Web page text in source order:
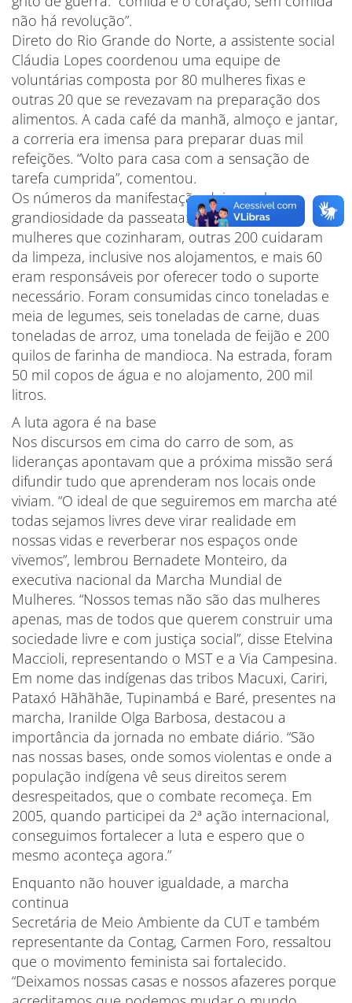
não há revolução”.
Direto do Rio Grande do Norte, a assistente social
Cláudia Lopes coordenou uma equipe de
voluntárias composta por 80 mulheres fixas e
outras 20 que se revezavam na preparação dos
alimentos. A cada café da manhã, almoço e jantar,
a correria era imensa para preparar duas mil
refeições. “Volto para casa com a sensação de
tarefa cumprida”, comentou.
Os números da manifestação deixam clara a
grandiosidade da passeata: além das 100
mulheres que cozinharam, outras 200 cuidaram
da limpeza, inclusive nos alojamentos, e mais 60
eram responsáveis por oferecer todo o suporte
necessário. Foram consumidas cinco toneladas e
meia de legumes, seis toneladas de carne, duas
toneladas de arroz, uma tonelada de feijão e 200
quilos de farinha de mandioca. Na estrada, foram
50 mil copos de água e no alojamento, 200 mil
litros.
A luta agora é na base
Nos discursos em cima do carro de som, as
lideranças apontavam que a próxima missão será
difundir tudo que aprenderam nos locais onde
viviam. “O ideal de que seguiremos em marcha até
todas sejamos livres deve virar realidade em
nossas vidas e reverberar nos espaços onde
vivemos”, lembrou Bernadete Monteiro, da
executiva nacional da Marcha Mundial de
Mulheres. “Nossos temas não são das mulheres
apenas, mas de todos que querem construir uma
sociedade livre e com justiça social”, disse Etelvina
Maccioli, representando o MST e a Via Campesina.
Em nome das indígenas das tribos Macuxi, Cariri,
Pataxó Hãhãhãe, Tupinambá e Baré, presentes na
marcha, Iranilde Olga Barbosa, destacou a
importância da jornada no embate diário. “São
nas nossas bases, onde somos violentas e onde a
população indígena vê seus direitos serem
desrespeitados, que o combate recomeça. Em
2005, quando participei da 2ª ação internacional,
conseguimos fortalecer a luta e espero que o
mesmo aconteça agora.”
Enquanto não houver igualdade, a marcha
continua
Secretária de Meio Ambiente da CUT e também
representante da Contag, Carmen Foro, ressaltou
que o movimento feminista sai fortalecido.
“Deixamos nossas casas e nossos afazeres porque